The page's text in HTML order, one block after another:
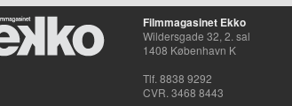
Filmmagasinet Ekko
Wildersgade 32, 2. sal
1408 København K
Tlf. 8838 9292
CVR. 3468 8443